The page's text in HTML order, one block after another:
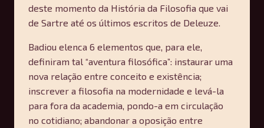
deste momento da História da Filosofia que vai
de Sartre até os últimos escritos de Deleuze.
Badiou elenca 6 elementos que, para ele,
definiram tal “aventura filosófica”: instaurar uma
nova relação entre conceito e existência;
inscrever a filosofia na modernidade e levá-la
para fora da academia, pondo-a em circulação
no cotidiano; abandonar a oposição entre